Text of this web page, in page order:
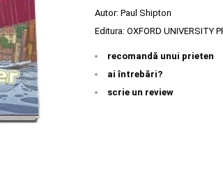
Autor: Paul Shipton
Editura: OXFORD UNIVERSITY
recomandă unui prieten
ai întrebări?
scrie un review